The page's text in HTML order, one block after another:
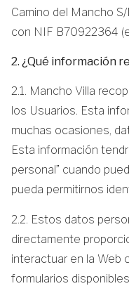
Camino del Mancho
con NIF B70922364
2. ¿Qué información
2.1. Mancho Villa
los Usuarios. Esta
muchas ocasiones,
Esta información
personal” cuando
pueda permitirnos
2.2. Estos datos
directamente
interactuar en la Web
formularios